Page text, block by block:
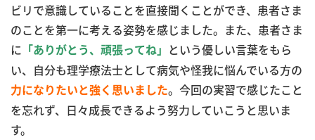
ビリで意識していることを直接聞くことができ、患者さま
のことを第一に考える姿勢を感じました。また、患者さま
に 「ありがとう、頑張ってね」
という優しい言葉をもら
い、自分も理学療法士として病気や怪我に悩んでいる方の
力になりたいと強く思いました。今回の実習で感じたこと
を忘れず、日々成長できるよう努力していこうと思いま
す。